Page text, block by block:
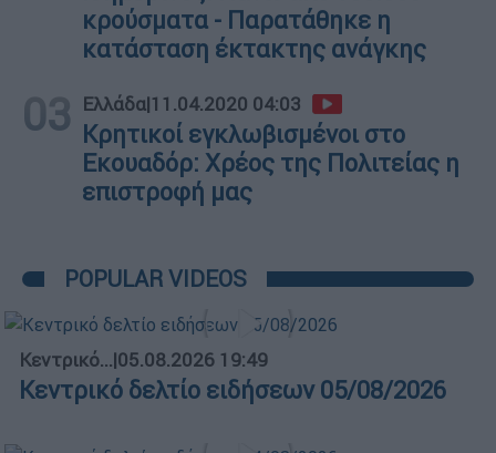
κρούσματα - Παρατάθηκε η
κατάσταση έκτακτης ανάγκης
03 Ελλάδα|11.04.2020 04:03
Κρητικοί εγκλωβισμένοι στο
Εκουαδόρ: Χρέος της Πολιτείας η
επιστροφή μας
POPULAR VIDEOS
Κεντρικό...|05.08.2026 19:49
Κεντρικό δελτίο ειδήσεων 05/08/2026